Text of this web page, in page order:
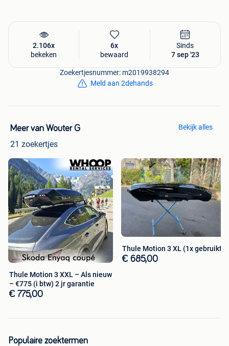
Whoop Rental Services
2.106x
bekeken
6x
bewaard
Sinds
7 sep '23
Zoekertjesnummer: m2019938294
Meld aan 2dehands
Meer van Wouter G
21 zoekertjes
Bekijk alles
Thule Motion 3 XXL – Als nieuw
– €775 (i btw) 2 jr garantie
€ 775,00
Thule Motion 3 XL (1x gebruikt)
€ 685,00
Populaire zoektermen